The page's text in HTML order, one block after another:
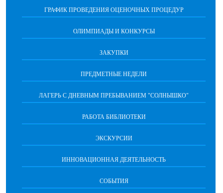
ГРАФИК ПРОВЕДЕНИЯ ОЦЕНОЧНЫХ ПРОЦЕДУР
ОЛИМПИАДЫ И КОНКУРСЫ
ЗАКУПКИ
ПРЕДМЕТНЫЕ НЕДЕЛИ
ЛАГЕРЬ С ДНЕВНЫМ ПРЕБЫВАНИЕМ "СОЛНЫШКО"
РАБОТА БИБЛИОТЕКИ
ЭКСКУРСИИ
ИННОВАЦИОННАЯ ДЕЯТЕЛЬНОСТЬ
СОБЫТИЯ